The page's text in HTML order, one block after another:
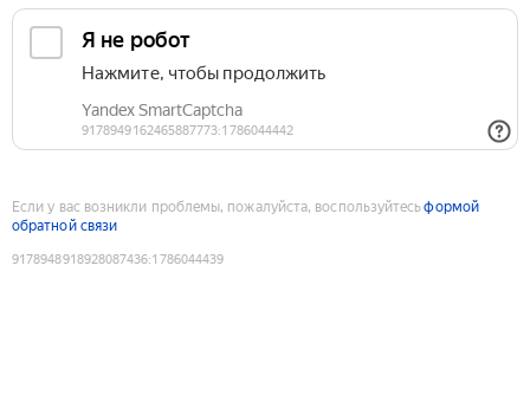
Если у вас возникли проблемы, пожалуйста, воспользуйтесьформой
обратной связи
9178948918928087436:1786044439